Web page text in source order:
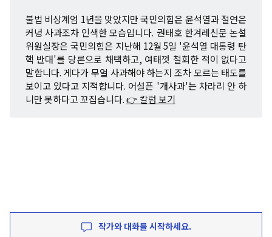
불법 비상계엄 1년을 맞았지만 국민의힘은 윤석열과 절연은
커녕 사과조차 인색한 모습입니다. 권태호 한겨레신문 논설
위원실장은 국민의힘은 지난해 12월 5일 '윤석열 대통령 탄
핵 반대'를 당론으로 채택하고, 여태껏 철회한 적이 없다고
말합니다. 게다가 무얼 사과해야 하는지 조차 모르는 태도를
보이고 있다고 지적합니다. 어설픈 '개사과'는 차라리 안 하
니만 못하다고 꼬집습니다.👉 칼럼 보기
작가와 대화를 시작하세요.